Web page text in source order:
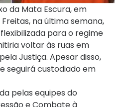
da Mata Escura, em
na última semana,
para o regime
voltar às ruas em
Justiça. Apesar disso,
seguirá custodiado em
pelas equipes do